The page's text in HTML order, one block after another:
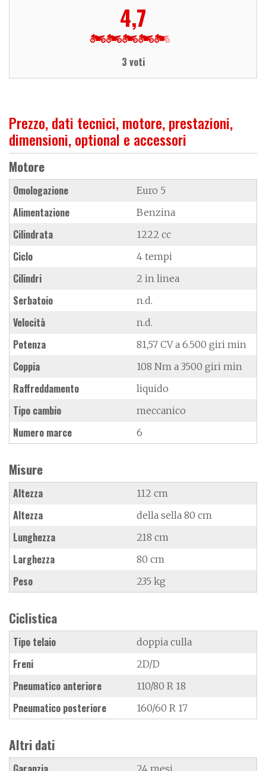
4,7
3 voti
Prezzo, dati tecnici, motore, prestazioni,
dimensioni, optional e accessori
Motore
Omologazione Euro 5
Alimentazione Benzina
Cilindrata 1222 cc
Ciclo 4 tempi
Cilindri 2 in linea
Serbatoio n.d.
Velocità n.d.
Potenza 81,57 CV a 6.500 giri min
Coppia 108 Nm a 3500 giri min
Raffreddamento liquido
Tipo cambio meccanico
Numero marce 6
Misure
Altezza 112 cm
Altezza della sella 80 cm
Lunghezza 218 cm
Larghezza 80 cm
Peso 235 kg
Ciclistica
Tipo telaio doppia culla
Freni 2D/D
Pneumatico anteriore 110/80 R 18
Pneumatico posteriore 160/60 R 17
Altri dati
24 mesi